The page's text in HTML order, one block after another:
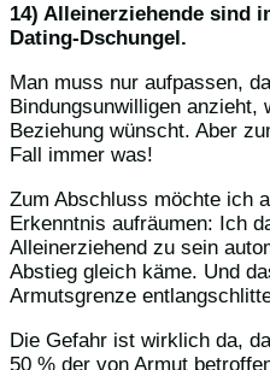
14) Alleinerziehende sind
Dating-Dschungel.
Man muss nur aufpassen,
Bindungsunwilligen anzieht,
Beziehung wünscht. Aber
Fall immer was!
Zum Abschluss möchte ich
Erkenntnis aufräumen: Ich
Alleinerziehend zu sein
Abstieg gleich käme. Und
Armutsgrenze
Die Gefahr ist wirklich da,
50 % der von Armut